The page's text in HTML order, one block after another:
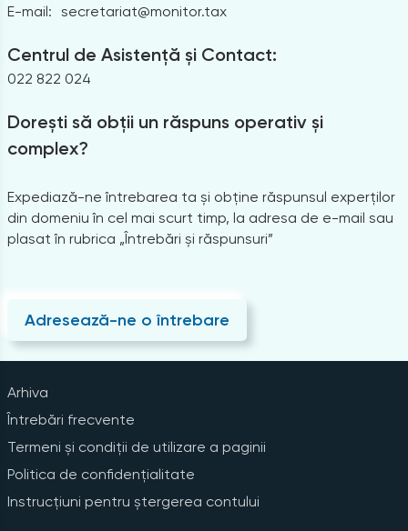
E-mail: secretariat@monitor.tax
Centrul de Asistență și Contact:
022 822 024
Dorești să obții un răspuns operativ și
complex?
Expediază-ne întrebarea ta și obține răspunsul experților
din domeniu în cel mai scurt timp, la adresa de e-mail sau
plasat în rubrica „Întrebări și răspunsuri”
Adresează-ne o întrebare
Arhiva
Întrebări frecvente
Termeni și condiții de utilizare a paginii
Politica de confidențialitate
Instrucțiuni pentru ștergerea contului